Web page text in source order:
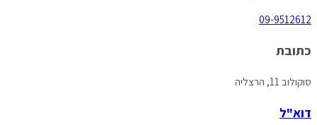
09-9512612
כתובת
סוקולוב 11, הרצליה
דוא"ל